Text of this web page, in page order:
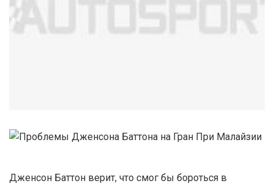
Дженсон Баттон верит, что смог бы бороться в